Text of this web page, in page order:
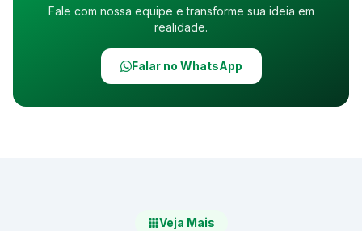
Fale com nossa equipe e transforme sua ideia em
realidade.
Falar no WhatsApp
Veja Mais